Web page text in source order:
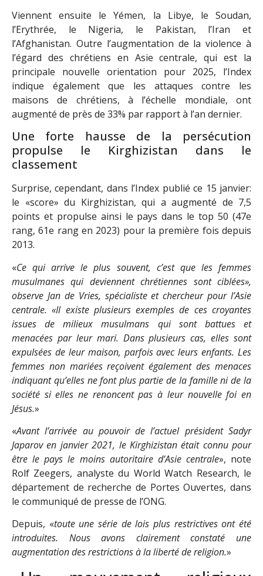
Viennent ensuite le Yémen, la Libye, le Soudan,
l’Erythrée, le Nigeria, le Pakistan, l’Iran et
l’Afghanistan. Outre l’augmentation de la violence à
l’égard des chrétiens en Asie centrale, qui est la
principale nouvelle orientation pour 2025, l’Index
indique également que les attaques contre les
maisons de chrétiens, à l’échelle mondiale, ont
augmenté de près de 33% par rapport à l’an dernier.
Une forte hausse de la persécution
propulse le Kirghizistan dans le
classement
Surprise, cependant, dans l’Index publié ce 15 janvier:
le «score» du Kirghizistan, qui a augmenté de 7,5
points et propulse ainsi le pays dans le top 50 (47e
rang, 61e rang en 2023) pour la première fois depuis
2013.
«Ce qui arrive le plus souvent, c’est que les femmes
musulmanes qui deviennent chrétiennes sont ciblées»,
observe Jan de Vries, spécialiste et chercheur pour l’Asie
centrale. «Il existe plusieurs exemples de ces croyantes
issues de milieux musulmans qui sont battues et
menacées par leur mari. Dans plusieurs cas, elles sont
expulsées de leur maison, parfois avec leurs enfants. Les
femmes non mariées reçoivent également des menaces
indiquant qu’elles ne font plus partie de la famille ni de la
société si elles ne renoncent pas à leur nouvelle foi en
Jésus.»
«Avant l’arrivée au pouvoir de l’actuel président Sadyr
Japarov en janvier 2021, le Kirghizistan était connu pour
être le pays le moins autoritaire d’Asie centrale», note
Rolf Zeegers, analyste du World Watch Research, le
département de recherche de Portes Ouvertes, dans
le communiqué de presse de l’ONG.
Depuis, «toute une série de lois plus restrictives ont été
introduites. Nous avons clairement constaté une
augmentation des restrictions à la liberté de religion.»